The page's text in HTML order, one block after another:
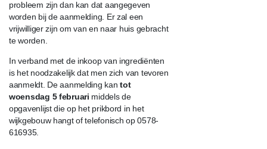
probleem zijn dan kan dat aangegeven
worden bij de aanmelding. Er zal een
vrijwilliger zijn om van en naar huis gebracht
te worden.
In verband met de inkoop van ingrediënten
is het noodzakelijk dat men zich van tevoren
aanmeldt. De aanmelding kantot
woensdag 5 februari middels de
opgavenlijst die op het prikbord in het
wijkgebouw hangt of telefonisch op 0578-
616935.